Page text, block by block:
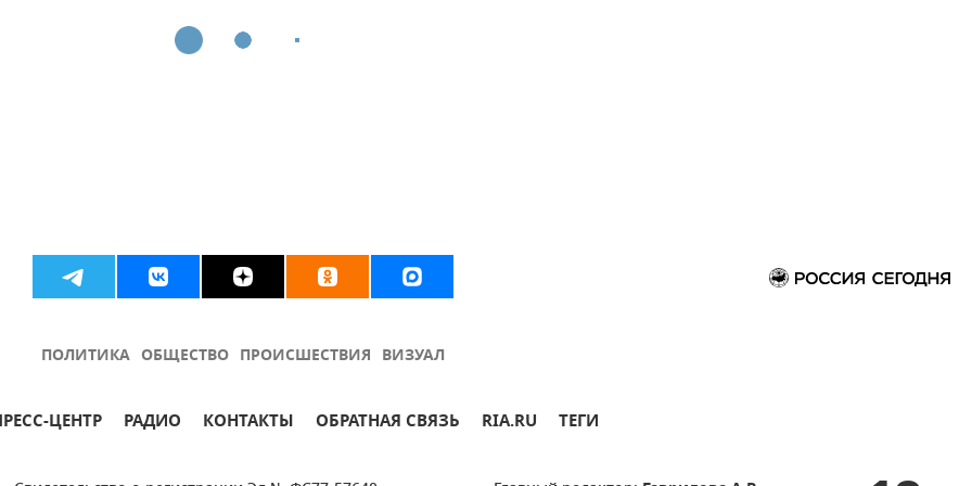
ПОЛИТИКА ОБЩЕСТВО ПРОИСШЕСТВИЯ ВИЗУАЛ
ЦЕНТР РАДИО КОНТАКТЫ ОБРАТНАЯ СВЯЗЬ RIA.RU ТЕГИ